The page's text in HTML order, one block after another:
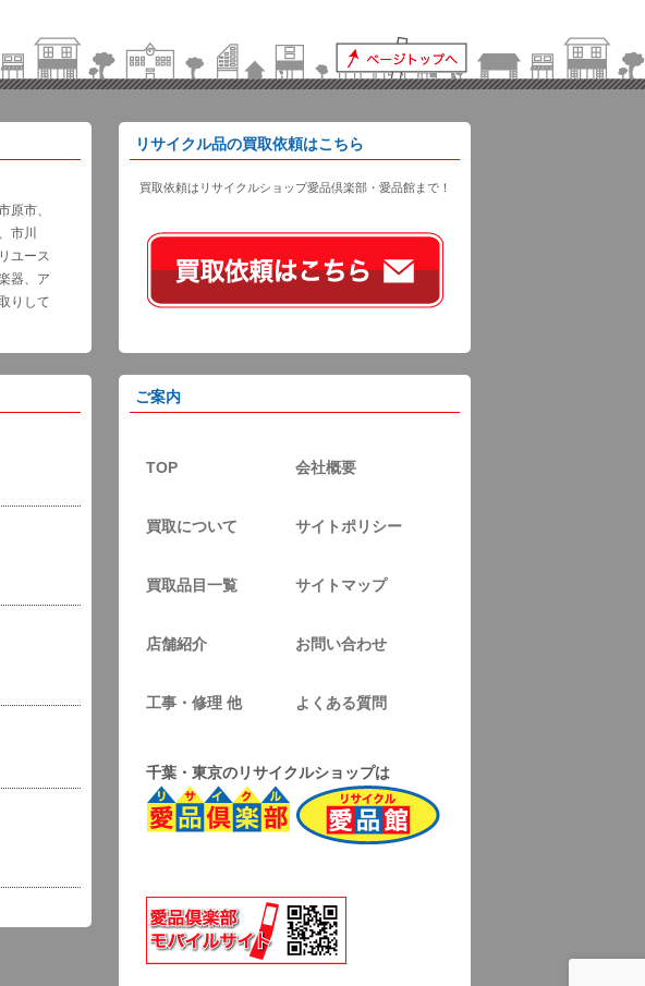
原市、
市川
ユース
器、ア
りして
リサイクル品の買取依頼はこちら
買取依頼はリサイクルショップ愛品倶楽部・愛品館まで！
ご案内
TOP 会社概要
買取について サイトポリシー
買取品目一覧 サイトマップ
店舗紹介 お問い合わせ
工事・修理 他 よくある質問
千葉・東京のリサイクルショップは